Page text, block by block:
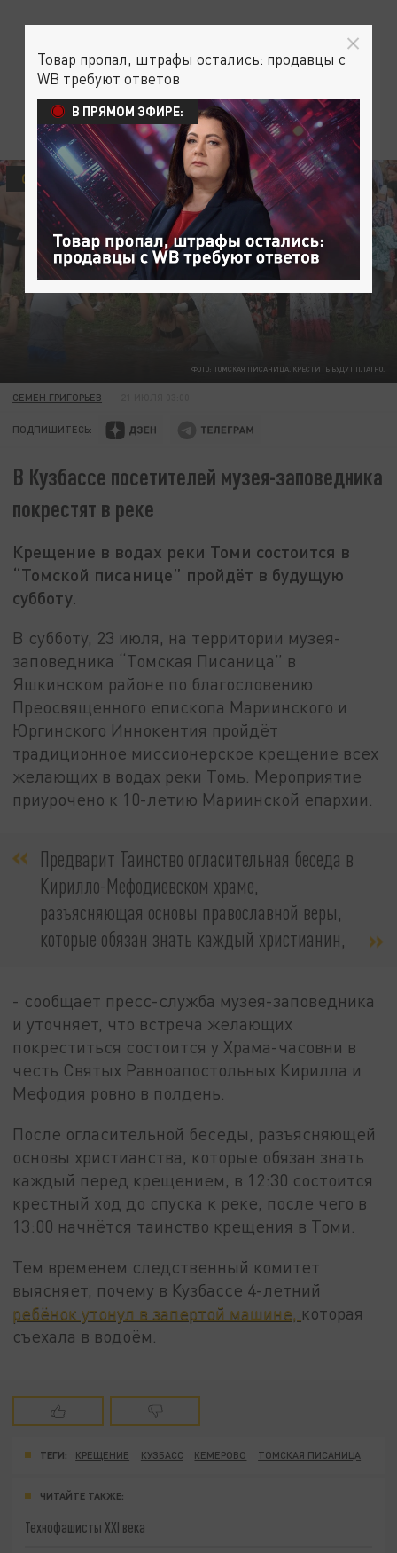
ФОТО: ТОМСКАЯ ПИСАНИЦА. КРЕСТИТЬ БУДУТ ПЛАТНО.
ОБЩЕСТВО
СЕМЕН ГРИГОРЬЕВ
ПОДПИШИТЕСЬ:
В Кузбассе посетителей музея-заповедника
покрестят в реке
Крещение в водах реки Томи состоится в
“Томской писанице” пройдёт в будущую
субботу.
В субботу, 23 июля, на территории музея-
заповедника “Томская Писаница” в
Яшкинском районе по благословению
Преосвященного епископа Мариинского и
Юргинского Иннокентия пройдёт
традиционное миссионерское крещение всех
желающих в водах реки Томь. Мероприятие
приурочено к 10-летию Мариинской епархии.
Предварит Таинство огласительная беседа в
Кирилло-Мефодиевском храме,
разъясняющая основы православной веры,
которые обязан знать каждый христианин,
- сообщает пресс-служба музея-заповедника
и уточняет, что встреча желающих
покреститься состоится у Храма-часовни в
честь Святых Равноапостольных Кирилла и
Мефодия ровно в полдень.
После огласительной беседы, разъясняющей
основы христианства, которые обязан знать
каждый перед крещением, в 12:30 состоится
крестный ход до спуска к реке, после чего в
13:00 начнётся таинство крещения в Томи.
Тем временем следственный комитет
выясняет, почему в Кузбассе 4-летний
ребёнок утонул в запертой машине, которая
съехала в водоём.
ТЕГИ: КРЕЩЕНИЕ КУЗБАСС КЕМЕРОВО ТОМСКАЯ ПИСАНИЦА
ЧИТАЙТЕ ТАКЖЕ:
Технофашисты XXI века
Товар пропал, штрафы остались: продавцы с
WB требуют ответов
В ПРЯМОМ ЭФИРЕ: